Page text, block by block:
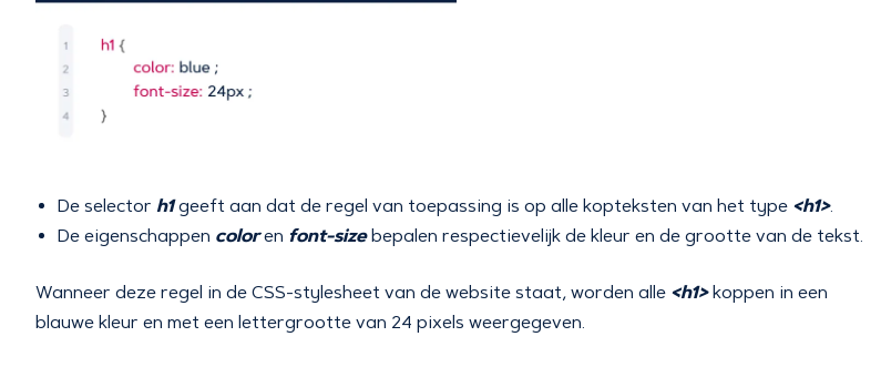
De selector h1geeft aan dat de regel van toepassing is op alle kopteksten van het type <h1>.
De eigenschappen coloren font-sizebepalen respectievelijk de kleur en de grootte van de tekst.
Wanneer deze regel in de CSS-stylesheet van de website staat, worden alle <h1>koppen in een
blauwe kleur en met een lettergrootte van 24 pixels weergegeven.